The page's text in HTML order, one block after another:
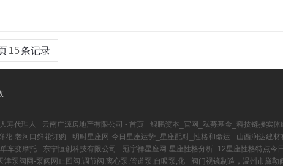
15条记录
寿代理人 云南广源房地产有限公司 - 首页 鲲鹏资本_官网_私募基金_科技链接实体
花-老河口鲜花订购
明时星座网-今日星座运势_星座配对_性格和命运 山西润达建材
车变摩托
东宁恒创科技有限公司 冠宇祥星座网-星座性格分析_12星座性格特点今
津泵阀网-泵阀网止回阀,调节阀,离心泵,管道泵,自吸泵,化
阀门视镜制造，温州市黛勒